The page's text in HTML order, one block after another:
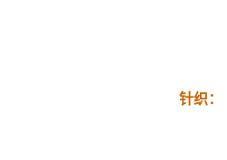
针织：